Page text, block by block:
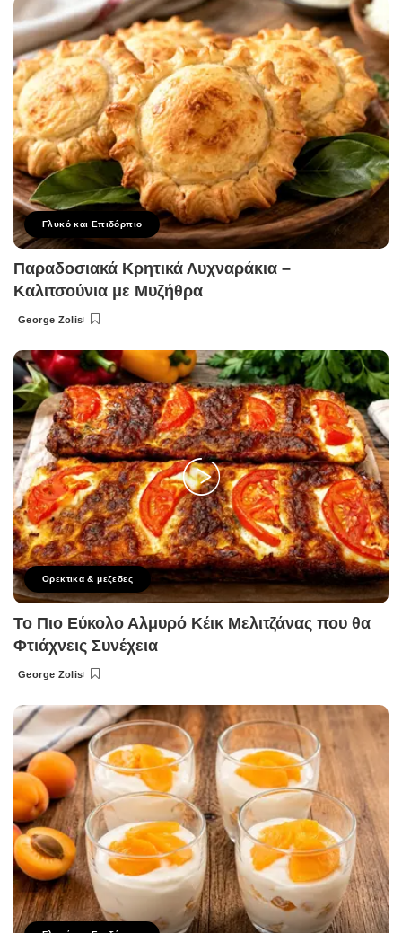
Γλυκό και Επιδόρπιο
Παραδοσιακά Κρητικά Λυχναράκια –
Καλιτσούνια με Μυζήθρα
Posted
George Zolis
Ορεκτικα & μεζεδες
Το Πιο Εύκολο Αλμυρό Κέικ Μελιτζάνας που θα
Φτιάχνεις Συνέχεια
Posted
George Zolis